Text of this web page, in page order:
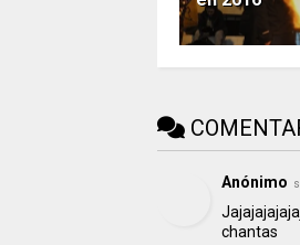
Anónimo
chantas